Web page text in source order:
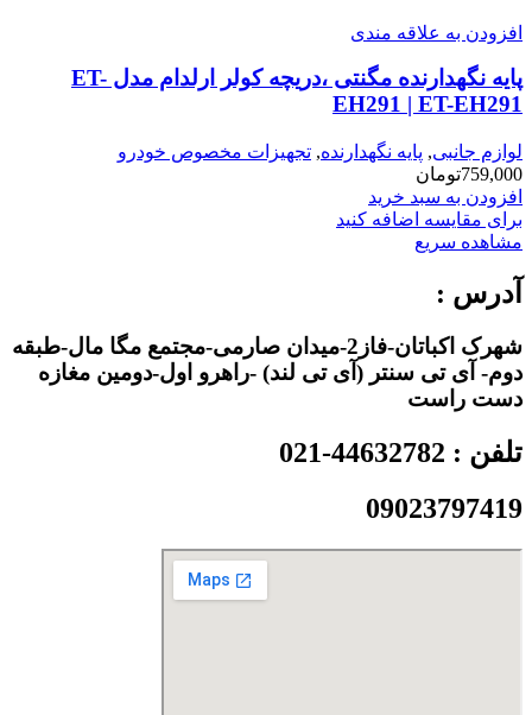
افزودن به علاقه مندی
پایه نگهدارنده مگنتی ،دریچه کولر ارلدام مدل ET-
EH291 | ET-EH291
لوازم جانبی, پایه نگهدارنده, تجهیزات مخصوص خودرو
759,000تومان
افزودن به سبد خرید
برای مقایسه اضافه کنید
مشاهده سریع
آدرس :
شهرک اکباتان-فاز2-میدان صارمی-مجتمع مگا مال-طبقه
دوم- آی تی سنتر (آی تی لند) -راهرو اول-دومین مغازه
دست راست
تلفن : 44632782-021
09023797419